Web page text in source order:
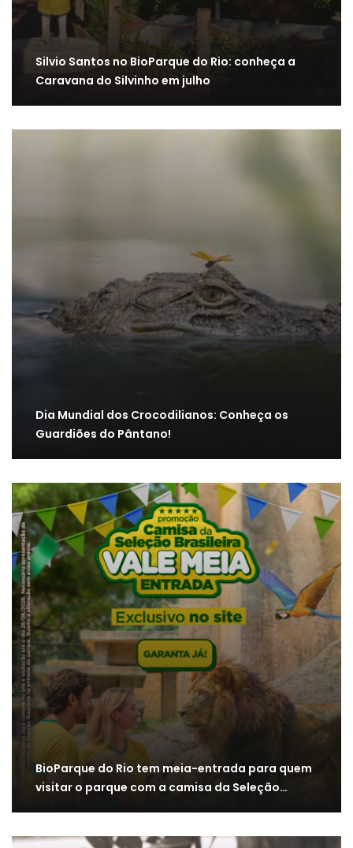
Silvio Santos no BioParque do Rio: conheça a
Caravana do Silvinho em julho
Dia Mundial dos Crocodilianos: Conheça os
Guardiões do Pântano!
BioParque do Rio tem meia-entrada para quem
visitar o parque com a camisa da Seleção…